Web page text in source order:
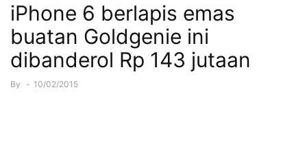
iPhone 6 berlapis emas
buatan Goldgenie ini
dibanderol Rp 143 jutaan
By - 10/02/2015